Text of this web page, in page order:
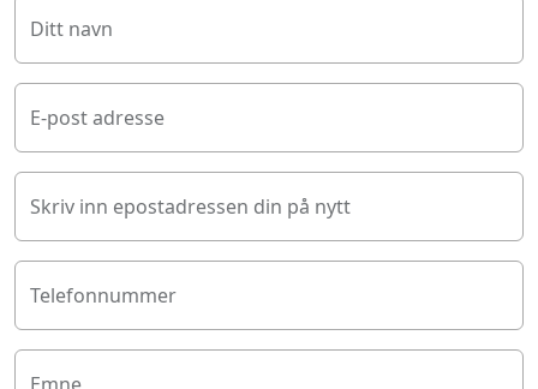
Ditt navn
E-post adresse
Skriv inn epostadressen din på nytt
Telefonnummer
Emne